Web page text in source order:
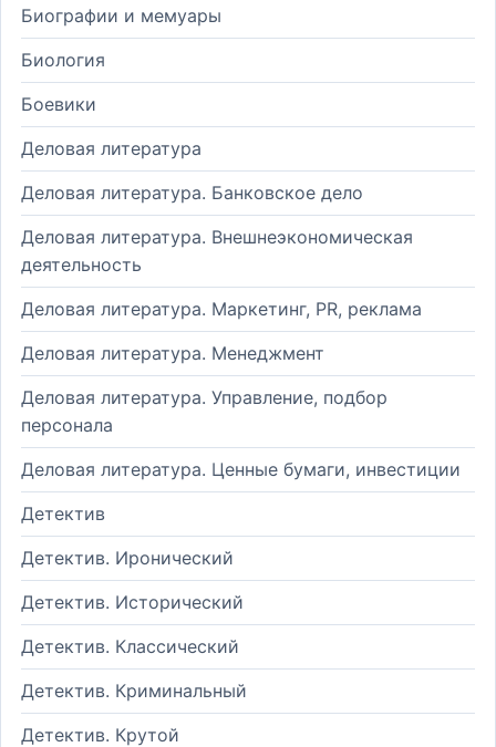
Биографии и мемуары
Биология
Боевики
Деловая литература
Деловая литература. Банковское дело
Деловая литература. Внешнеэкономическая
деятельность
Деловая литература. Маркетинг, PR, реклама
Деловая литература. Менеджмент
Деловая литература. Управление, подбор
персонала
Деловая литература. Ценные бумаги, инвестиции
Детектив
Детектив. Иронический
Детектив. Исторический
Детектив. Классический
Детектив. Криминальный
Детектив. Крутой